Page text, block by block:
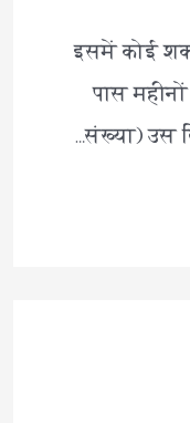
इसमें कोई
पास
संख्या) उस